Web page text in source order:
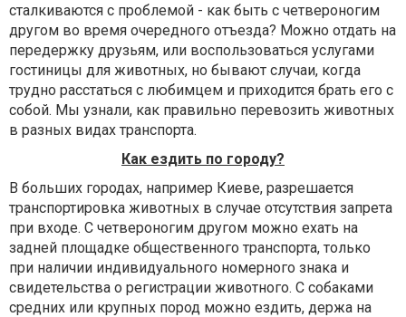
сталкиваются с проблемой - как быть с четвероногим
другом во время очередного отъезда? Можно отдать на
передержку друзьям, или воспользоваться услугами
гостиницы для животных, но бывают случаи, когда
трудно расстаться с любимцем и приходится брать его с
собой. Мы узнали, как правильно перевозить животных
в разных видах транспорта.
Как ездить по городу?
В больших городах, например Киеве, разрешается
транспортировка животных в случае отсутствия запрета
при входе. С четвероногим другом можно ехать на
задней площадке общественного транспорта, только
при наличии индивидуального номерного знака и
свидетельства о регистрации животного. С собаками
средних или крупных пород можно ездить, держа на